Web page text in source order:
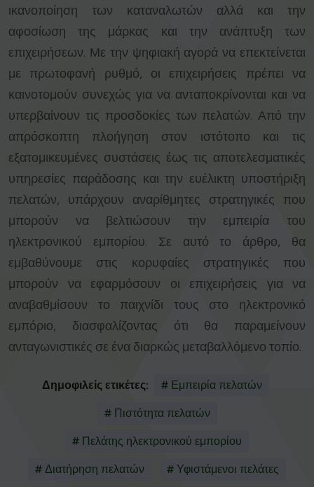
ικανοποίηση των καταναλωτών αλλά και την
αφοσίωση της μάρκας και την ανάπτυξη των
επιχειρήσεων. Με την ψηφιακή αγορά να επεκτείνεται
με πρωτοφανή ρυθμό, οι επιχειρήσεις πρέπει να
καινοτομούν συνεχώς για να ανταποκρίνονται και να
υπερβαίνουν τις προσδοκίες των πελατών. Από την
απρόσκοπτη πλοήγηση στον ιστότοπο και τις
εξατομικευμένες συστάσεις έως τις αποτελεσματικές
υπηρεσίες παράδοσης και την ευέλικτη υποστήριξη
πελατών, υπάρχουν αναρίθμητες στρατηγικές που
μπορούν να βελτιώσουν την εμπειρία του
ηλεκτρονικού εμπορίου. Σε αυτό το άρθρο, θα
εμβαθύνουμε στις κορυφαίες στρατηγικές που
μπορούν να εφαρμόσουν οι επιχειρήσεις για να
αναβαθμίσουν το παιχνίδι τους στο ηλεκτρονικό
εμπόριο, διασφαλίζοντας ότι θα παραμείνουν
ανταγωνιστικές σε ένα διαρκώς μεταβαλλόμενο τοπίο.
Δημοφιλείς ετικέτες: # Εμπειρία πελατών
# Πιστότητα πελατών
# Πελάτης ηλεκτρονικού εμπορίου
# Διατήρηση πελατών # Υφιστάμενοι πελάτες